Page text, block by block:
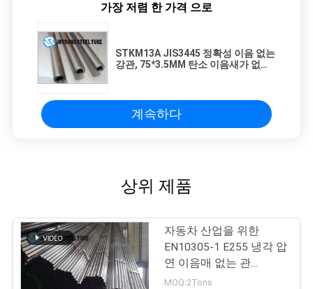
가장 저렴 한 가격 으로
STKM13A JIS3445 정확성 이음 없는
강관, 75*3.5MM 탄소 이음새가 없는
계속하다
상위 제품
자동차 산업을 위한
EN10305-1 E255 냉각 압
연 이음매 없는 관
16*1mm
MOQ:2Tons